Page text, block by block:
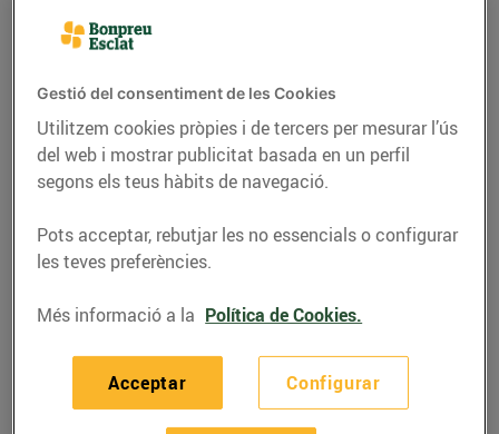
Pastís de xocolata amb crema de taronja
16/de novembre/2018
Recepta de pastís de xocolata amb crema de
taronja, ingredients per a 4 persones:
Gestió del consentiment de les Cookies
Utilitzem cookies pròpies i de tercers per mesurar l’ús
del web i mostrar publicitat basada en un perfil
segons els teus hàbits de navegació.
Pots acceptar, rebutjar les no essencials o configurar
les teves preferències.
Més informació a la Política de Cookies.
Configurar
Acceptar